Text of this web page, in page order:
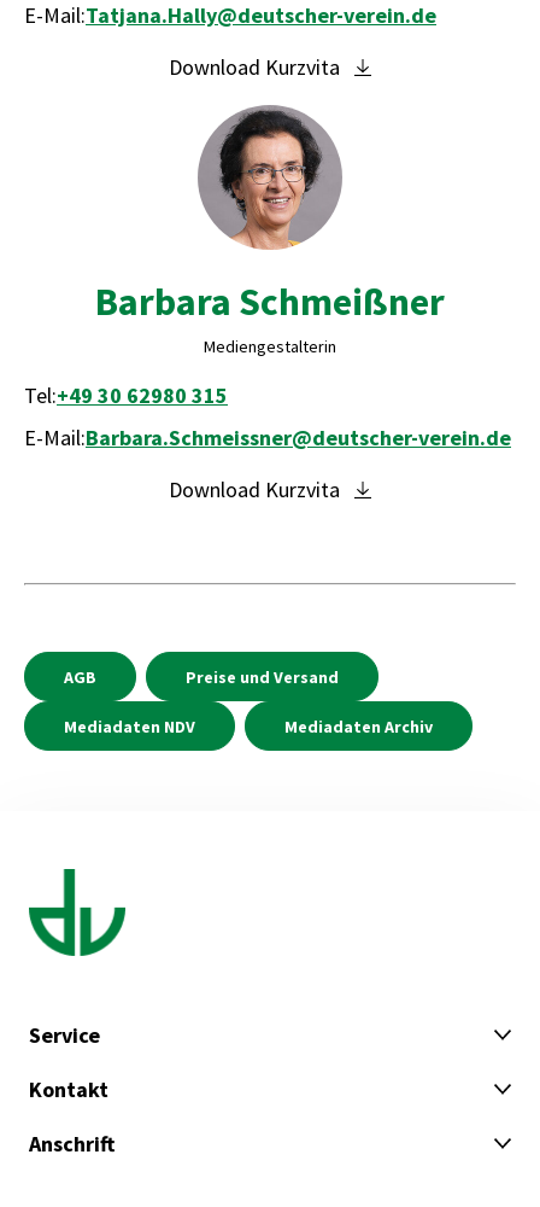
E-Mail:Tatjana.Hally@deutscher-verein.de
Download Kurzvita
Barbara Schmeißner
Mediengestalterin
Tel:+49 30 62980 315
E-Mail:Barbara.Schmeissner@deutscher-verein.de
Download Kurzvita
AGB Preise und Versand
Mediadaten NDV Mediadaten Archiv
Service
Kontakt
Anschrift